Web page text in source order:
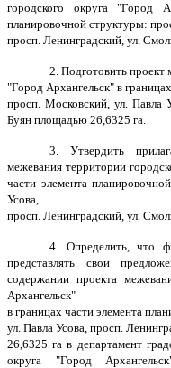
городского округа "Город
планировочной структуры:
просп. Ленинградский, ул.
2. Подготовить проект
"Город Архангельск" в
просп. Московский, ул. Павла
Буян площадью 26,6325 га.
3. Утвердить
межевания территории
части элемента
Усова,
просп. Ленинградский, ул.
4. Определить, что
представлять свои
содержании проекта
Архангельск"
в границах части элемента
ул. Павла Усова, просп.
26,6325 га в департамент
округа "Город